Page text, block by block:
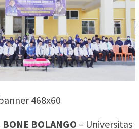
BOLANGO – Universitas